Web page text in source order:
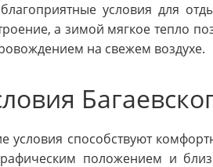
условия для
а зимой мягкое тепло
на свежем воздухе.
условия способствуют
положением и